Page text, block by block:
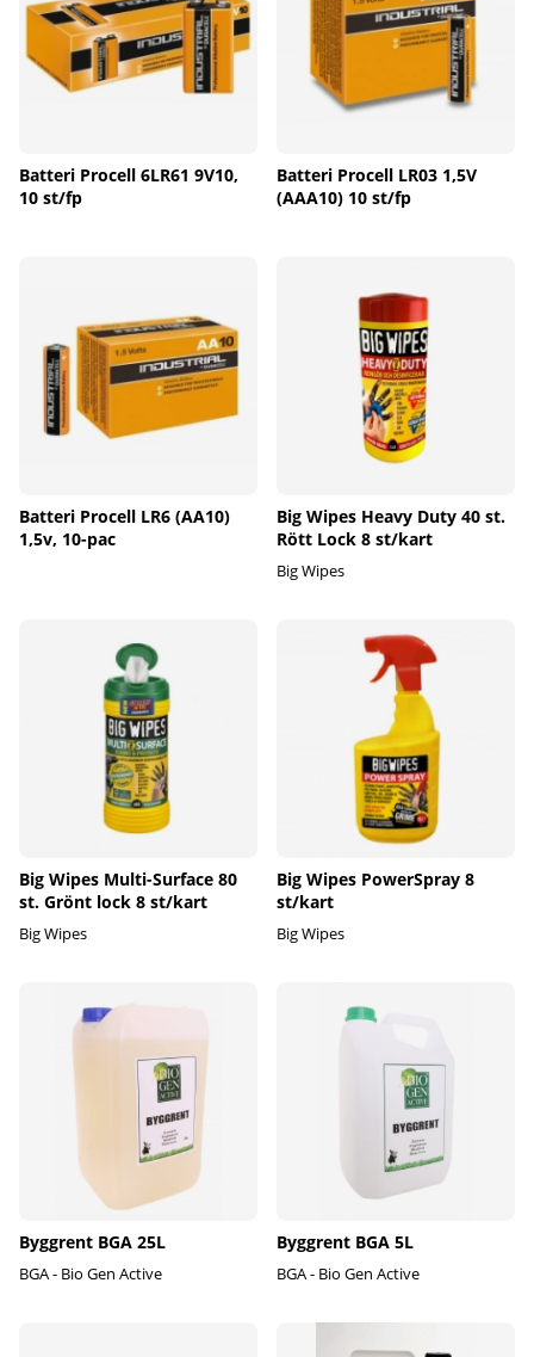
Batteri Procell 6LR61 9V10,
10 st/fp
Batteri Procell LR03 1,5V
(AAA10) 10 st/fp
Batteri Procell LR6 (AA10)
1,5v, 10-pac
Big Wipes Heavy Duty 40 st.
Rött Lock 8 st/kart
Big Wipes
Big Wipes Multi-Surface 80
st. Grönt lock 8 st/kart
Big Wipes
Big Wipes PowerSpray 8
st/kart
Big Wipes
Byggrent BGA 25L
BGA - Bio Gen Active
Byggrent BGA 5L
BGA - Bio Gen Active